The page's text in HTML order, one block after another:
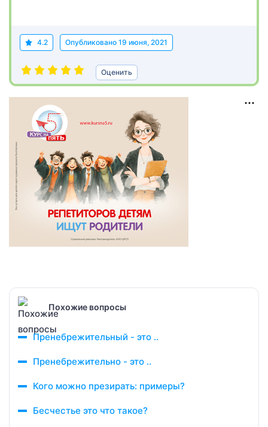
4.2 Опубликовано 19 июня, 2021
Оценить
Похожие вопросы
Пренебрежительный - это ..
Пренебрежительно - это ..
Кого можно презирать: примеры?
Бесчестье это что такое?